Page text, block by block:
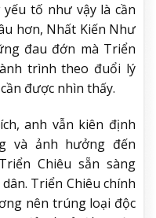
tố như vậy là cần
hơn, Nhất Kiến Như
đau đớn mà Triển
trình theo đuổi lý
được nhìn thấy.
anh vẫn kiên định
và ảnh hưởng đến
Chiêu sẵn sàng
Triển Chiêu chính
nên trúng loại độc